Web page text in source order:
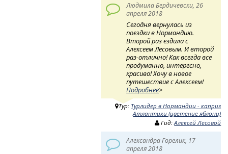
Людмила Бердичевски, 26
апреля 2018
Сегодня вернулась из
поездки в Нормандию.
Второй раз ездила с
Алексеем Лесовым. И второй
раз-отлично! Как всегда все
продуманно, интересно,
красиво! Хочу в новое
путешествие с Алексеем!
Подробнее>
Тур: Турлидер в Нормандии - каприз
Атлантики (цветение яблони)
Гид:Алексей Лесовой
Александра Горелик, 17
апреля 2018